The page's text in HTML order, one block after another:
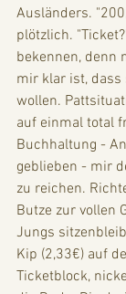
Ausländers.
plötzlich.
bekennen, denn
mir klar ist,
wollen.
auf einmal total
Buchhaltung -
geblieben - mir
zu reichen.
Butze zur vollen
Jungs
Kip (2,33€) auf
Ticketblock,